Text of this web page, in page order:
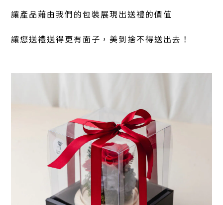
讓產品藉由我們的包裝展現出送禮的價值
讓您送禮送得更有面子，美到捨不得送出去！